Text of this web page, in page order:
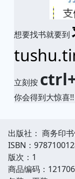
想要找书就要到
立刻按
你会得到大惊喜!!
出版社： 商务印
ISBN：
版次：1
商品编码：